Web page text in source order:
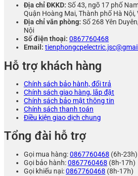
Địa chỉ ĐKKD: Số 43, ngõ 17 phố
Quận Hoàng Mai, Thành phố Hà Nội,
Địa chỉ văn phòng: Số 268 Yên
Nội
Số điện thoại: 0867760468
Email:
Hỗ trợ khách hàng
Chính sách bảo hành, đổi trả
Chính sách giao hàng, lắp đặt
Chính sách bảo mật thông tin
Chính sách thanh toán
Điều kiện giao dịch chung
Tổng đài hỗ trợ
Gọi mua hàng:0867760468 (6h-23h)
Gọi bảo hành:0867760468 (8h-17h)
Gọi khiếu nại:0867760468 (8h-17h)